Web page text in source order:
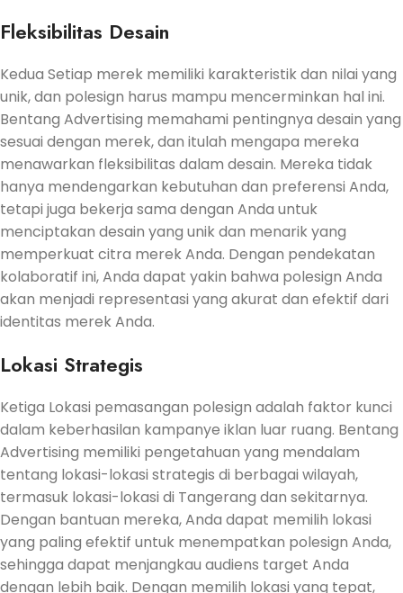
Fleksibilitas Desain
Kedua Setiap merek memiliki karakteristik dan nilai yang
unik, dan polesign harus mampu mencerminkan hal ini.
Bentang Advertising memahami pentingnya desain yang
sesuai dengan merek, dan itulah mengapa mereka
menawarkan fleksibilitas dalam desain. Mereka tidak
hanya mendengarkan kebutuhan dan preferensi Anda,
tetapi juga bekerja sama dengan Anda untuk
menciptakan desain yang unik dan menarik yang
memperkuat citra merek Anda. Dengan pendekatan
kolaboratif ini, Anda dapat yakin bahwa polesign Anda
akan menjadi representasi yang akurat dan efektif dari
identitas merek Anda.
Lokasi Strategis
Ketiga Lokasi pemasangan polesign adalah faktor kunci
dalam keberhasilan kampanye iklan luar ruang. Bentang
Advertising memiliki pengetahuan yang mendalam
tentang lokasi-lokasi strategis di berbagai wilayah,
termasuk lokasi-lokasi di Tangerang dan sekitarnya.
Dengan bantuan mereka, Anda dapat memilih lokasi
yang paling efektif untuk menempatkan polesign Anda,
sehingga dapat menjangkau audiens target Anda
dengan lebih baik. Dengan memilih lokasi yang tepat,